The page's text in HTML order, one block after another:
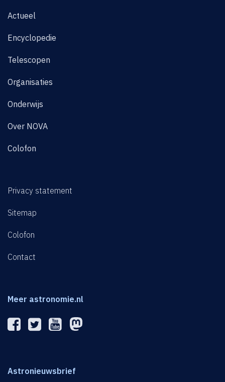
Actueel
Encyclopedie
Telescopen
Organisaties
Onderwijs
Over NOVA
Colofon
Privacy statement
Sitemap
Colofon
Contact
Meer astronomie.nl
Astronieuwsbrief